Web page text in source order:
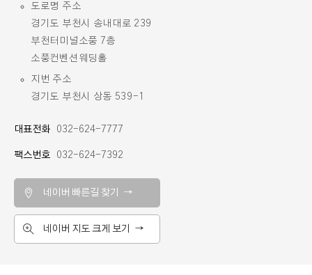
도로명 주소
경기도 부천시 송내대로 239
부천터미널소풍 7층
소풍컨벤션웨딩홀
지번 주소
경기도 부천시 상동 539-1
대표전화 032-624-7777
팩스번호 032-624-7392
네이버 빠른길 찾기 →
네이버 지도 크게 보기 →